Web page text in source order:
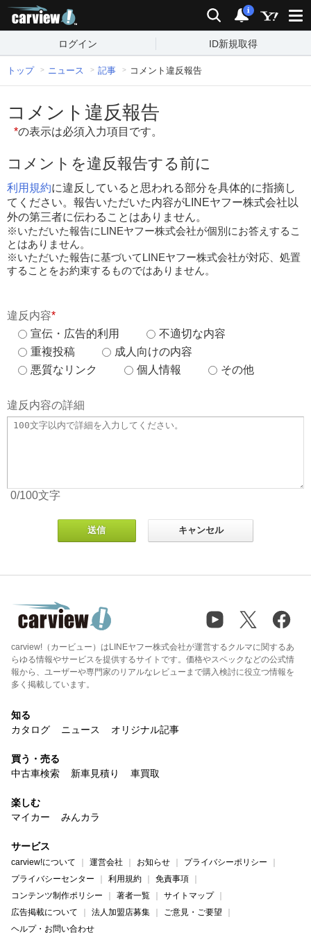
検索 通知
i
ログイン ID新規取得
トップ ニュース 記事 コメント違反報告
コメント違反報告
*の表示は必須入力項目です。
コメントを違反報告する前に
利用規約に違反していると思われる部分を具体的に指摘し
てください。報告いただいた内容がLINEヤフー株式会社以
外の第三者に伝わることはありません。
※いただいた報告にLINEヤフー株式会社が個別にお答えするこ
とはありません。
※いただいた報告に基づいてLINEヤフー株式会社が対応、処置
することをお約束するものではありません。
違反内容*
宣伝・広告的利用
不適切な内容
重複投稿
成人向けの内容
悪質なリンク
個人情報 その他
違反内容の詳細
0/100文字
carview!（カービュー）はLINEヤフー株式会社が運営するクルマに関するあ
らゆる情報やサービスを提供するサイトです。価格やスペックなどの公式情
報から、ユーザーや専門家のリアルなレビューまで購入検討に役立つ情報を
多く掲載しています。
知る
カタログ
ニュース オリジナル記事
買う・売る
中古車検索
新車見積り 車買取
楽しむ
マイカー
みんカラ
サービス
carview!について 運営会社 お知らせ
プライバシーポリシー
プライバシーセンター
利用規約
免責事項
コンテンツ制作ポリシー
著者一覧
サイトマップ
広告掲載について
法人加盟店募集
ご意見・ご要望
ヘルプ・お問い合わせ